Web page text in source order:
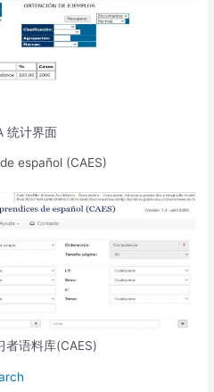
统计界面
español (CAES)
者语料库(CAES)